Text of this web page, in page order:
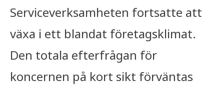
Serviceverksamheten fortsatte att
växa i ett blandat företagsklimat.
Den totala efterfrågan för
koncernen på kort sikt förväntas